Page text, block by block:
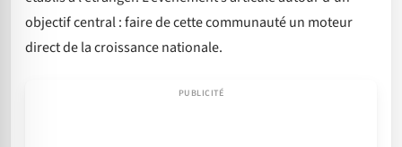
objectif central : faire de cette communauté un moteur
direct de la croissance nationale.